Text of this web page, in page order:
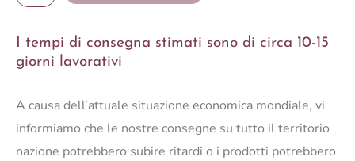
I tempi di consegna stimati sono di circa 10-15
giorni lavorativi
A causa dell’attuale situazione economica mondiale, vi
informiamo che le nostre consegne su tutto il territorio
nazione potrebbero subire ritardi o i prodotti potrebbero